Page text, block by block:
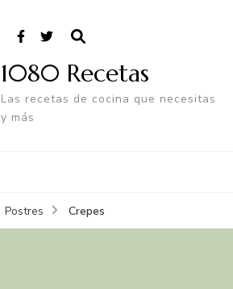
1080 Recetas
Las recetas de cocina que necesitas
y más
Postres Crepes